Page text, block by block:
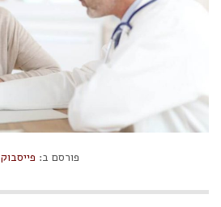
פורסם ב: פייסבוק